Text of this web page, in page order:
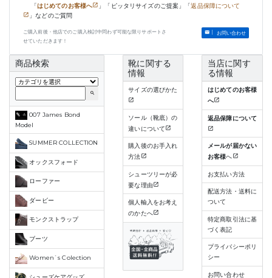
「はじめてのお客様へ 」「ピッタリサイズのご提案」「返品保障について
」などのご質問
ご購入前後・他店でのご購入検討中問わず可能な限りサポートさ
せていただきます！
お問い合わせ
商品検索
search
007 James Bond
Model
SUMMER COLLECTION
オックスフォード
ローファー
ダービー
モンクストラップ
ブーツ
Women`s Colection
靴に関する
情報
サイズの選びかた
ソール（靴底）の
違いについて
購入後のお手入れ
方法
シューツリーが必
要な理由
個人輸入をお考え
のかたへ
当店に関す
る情報
はじめてのお客様
へ
返品保障について
メールが届かない
お客様へ
お支払い方法
配送方法・送料に
ついて
特定商取引法に基
づく表記
プライバシーポリ
シー
お問い合わせ